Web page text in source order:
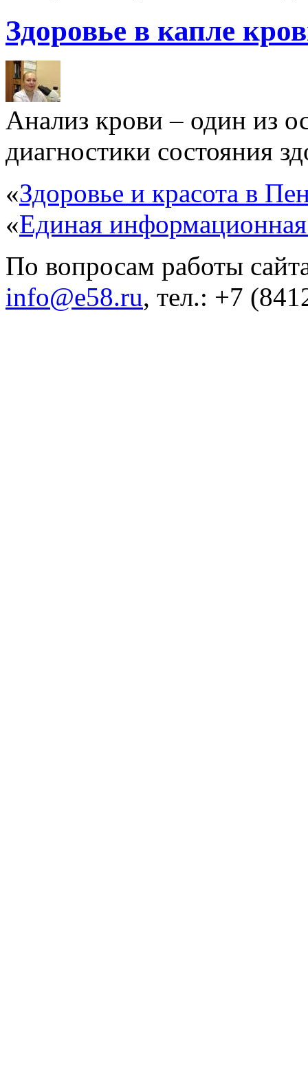
Здоровье в капле
Анализ крови – один из
диагностики состояния
«Здоровье и красота в
«Единая
По вопросам работы
info@e58.ru, тел.: +7